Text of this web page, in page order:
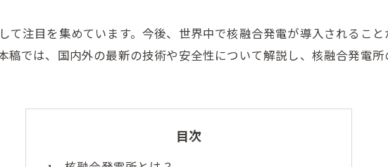
て注目を集めています。今後、世界中で核融合発電が導入されるこ
では、国内外の最新の技術や安全性について解説し、核融合発電所
目次